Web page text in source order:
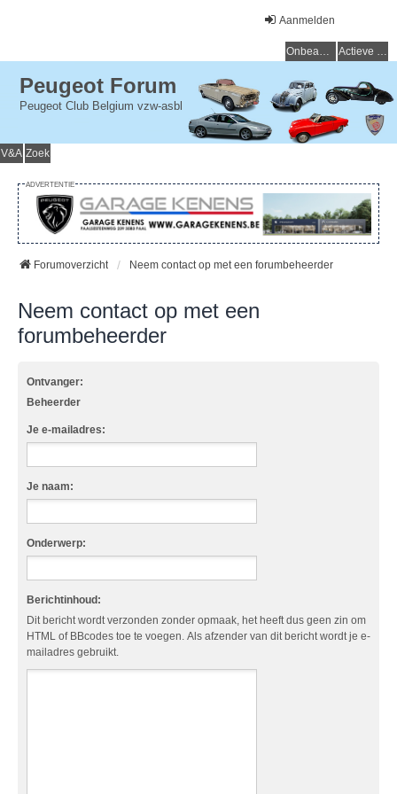
Aanmelden
Onbeantwoorde onderwerpen Actieve onderwerpen
Peugeot Forum
Peugeot Club Belgium vzw-asbl
V&A Zoek
ADVERTENTIE
Forumoverzicht Neem contact op met een forumbeheerder
Neem contact op met een
forumbeheerder
Ontvanger:
Beheerder
Je e-mailadres:
Je naam:
Onderwerp:
Berichtinhoud:
Dit bericht wordt verzonden zonder opmaak, het heeft dus geen zin om
HTML of BBcodes toe te voegen. Als afzender van dit bericht wordt je e-
mailadres gebruikt.